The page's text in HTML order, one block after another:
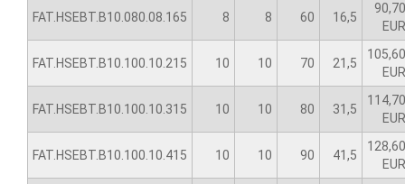
FAT.HSEBT.B10.080.08.165 8 8 60 16,5
90,70
EUR
FAT.HSEBT.B10.100.10.215 10 10 70 21,5
105,60
EUR
FAT.HSEBT.B10.100.10.315 10 10 80 31,5
114,70
EUR
FAT.HSEBT.B10.100.10.415 10 10 90 41,5
128,60
EUR